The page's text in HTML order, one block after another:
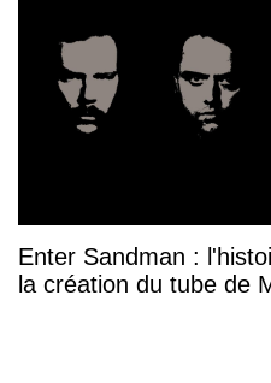
Enter Sandman :
la création du tube de